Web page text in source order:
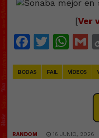
[Ver
BODAS FAIL VÍDEOS
RANDOM 16 JUNIO, 2026